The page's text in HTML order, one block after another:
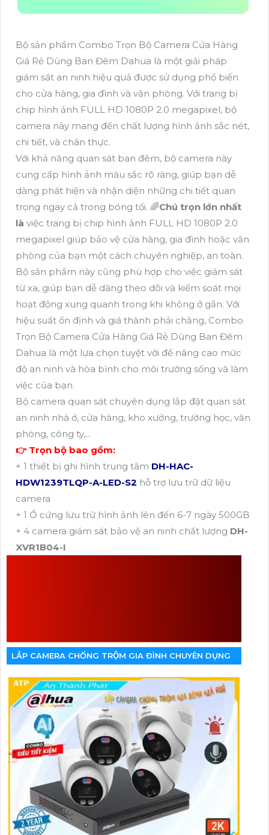
Bộ sản phẩm Combo Trọn Bộ Camera Cửa Hàng
Giá Rẻ Dùng Ban Đêm Dahua là một giải pháp
giám sát an ninh hiệu quả được sử dụng phổ biến
cho cửa hàng, gia đình và văn phòng. Với trang bị
chip hình ảnh FULL HD 1080P 2.0 megapixel, bộ
camera này mang đến chất lượng hình ảnh sắc nét,
chi tiết, và chân thực.
Với khả năng quan sát ban đêm, bộ camera này
cung cấp hình ảnh màu sắc rõ ràng, giúp bạn dễ
dàng phát hiện và nhận diện những chi tiết quan
trọng ngay cả trong bóng tối. 🌈Chú trọn lớn nhất
là việc trang bị chip hình ảnh FULL HD 1080P 2.0
megapixel giúp bảo vệ cửa hàng, gia đình hoặc văn
phòng của bạn một cách chuyên nghiệp, an toàn.
Bộ sản phẩm này cũng phù hợp cho việc giám sát
từ xa, giúp bạn dễ dàng theo dõi và kiểm soát mọi
hoạt động xung quanh trong khi không ở gần. Với
hiệu suất ổn định và giá thành phải chăng, Combo
Trọn Bộ Camera Cửa Hàng Giá Rẻ Dùng Ban Đêm
Dahua là một lựa chọn tuyệt vời để nâng cao mức
độ an ninh và hòa bình cho môi trường sống và làm
việc của bạn.
Bộ camera quan sát chuyên dụng lắp đặt quan sát
an ninh nhà ở, cửa hàng, kho xưởng, trường học, văn
phòng, công ty,...
👉 Trọn bộ bao gồm:
+ 1 thiết bị ghi hình trung tâm DH-HAC-
HDW1239TLQP-A-LED-S2 hỗ trợ lưu trữ dữ liệu
camera
+ 1 Ổ cứng lưu trữ hình ảnh lên đến 6-7 ngày 500GB
+ 4 camera giám sát bảo vệ an ninh chất lượng DH-
XVR1B04-I
LẮP CAMERA CHỐNG TRỘM GIA ĐÌNH CHUYÊN DỤNG